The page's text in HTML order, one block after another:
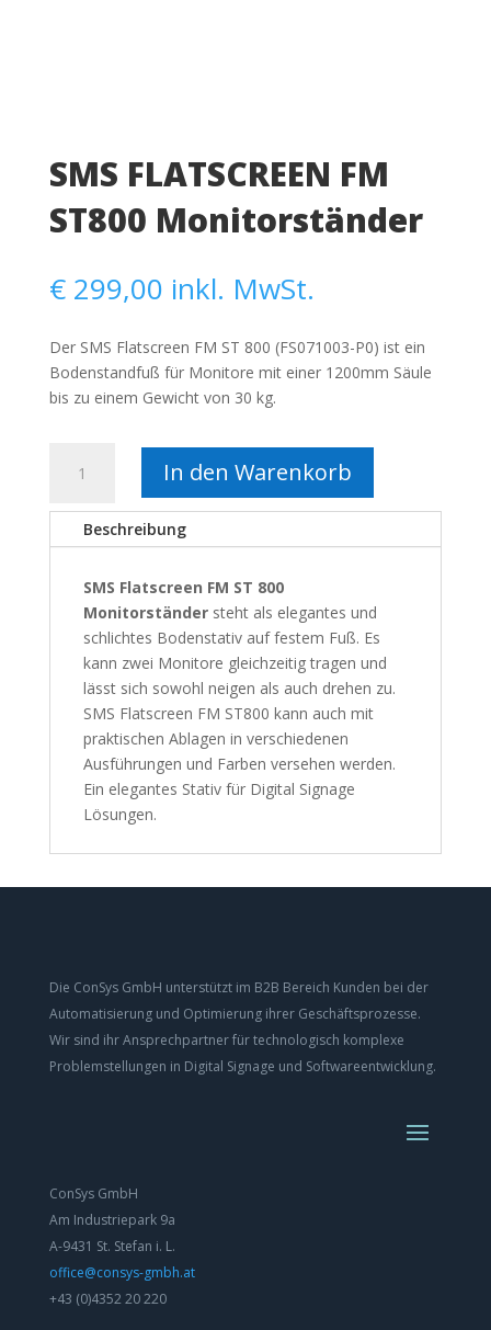
SMS FLATSCREEN FM
ST800 Monitorständer
€299,00 inkl. MwSt.
Der SMS Flatscreen FM ST 800 (FS071003-P0) ist ein
Bodenstandfuß für Monitore mit einer 1200mm Säule
bis zu einem Gewicht von 30 kg.
FLATSCREEN
ST800
Menge
In den Warenkorb
Beschreibung
SMS Flatscreen FM ST 800
Monitorständer steht als elegantes und
schlichtes Bodenstativ auf festem Fuß. Es
kann zwei Monitore gleichzeitig tragen und
lässt sich sowohl neigen als auch drehen zu.
SMS Flatscreen FM ST800 kann auch mit
praktischen Ablagen in verschiedenen
Ausführungen und Farben versehen werden.
Ein elegantes Stativ für Digital Signage
Lösungen.
Die ConSys GmbH unterstützt im B2B Bereich Kunden bei der
Automatisierung und Optimierung ihrer Geschäftsprozesse.
Wir sind ihr Ansprechpartner für technologisch komplexe
Problemstellungen in Digital Signage und Softwareentwicklung.
ConSys GmbH
Am Industriepark 9a
A-9431 St. Stefan i. L.
office@consys-gmbh.at
+43 (0)4352 20 220